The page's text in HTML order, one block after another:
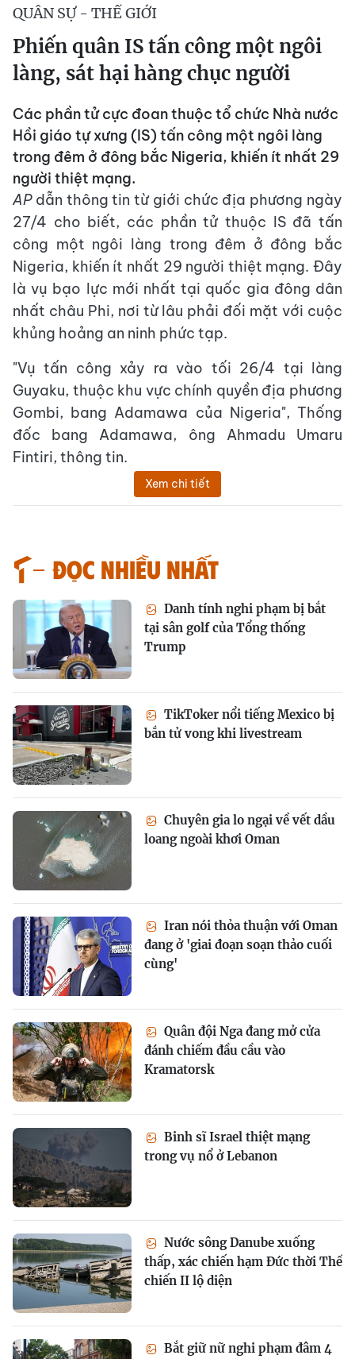
QUÂN SỰ - THẾ GIỚI
Phiến quân IS tấn công một ngôi
làng, sát hại hàng chục người
Các phần tử cực đoan thuộc tổ chức Nhà nước
Hồi giáo tự xưng (IS) tấn công một ngôi làng
trong đêm ở đông bắc Nigeria, khiến ít nhất 29
người thiệt mạng.
APdẫn thông tin từ giới chức địa phương ngày
27/4 cho biết, các phần tử thuộc IS đã tấn
công một ngôi làng trong đêm ở đông bắc
Nigeria, khiến ít nhất 29 người thiệt mạng. Đây
là vụ bạo lực mới nhất tại quốc gia đông dân
nhất châu Phi, nơi từ lâu phải đối mặt với cuộc
khủng hoảng an ninh phức tạp.
"Vụ tấn công xảy ra vào tối 26/4 tại làng
Guyaku, thuộc khu vực chính quyền địa phương
Gombi, bang Adamawa của Nigeria", Thống
đốc bang Adamawa, ông Ahmadu Umaru
Fintiri, thông tin.
Xem chi tiết
Đọc nhiều nhất
Danh tính nghi phạm bị bắt
tại sân golf của Tổng thống
Trump
TikToker nổi tiếng Mexico bị
bắn tử vong khi livestream
Chuyên gia lo ngại về vết dầu
loang ngoài khơi Oman
Iran nói thỏa thuận với Oman
đang ở 'giai đoạn soạn thảo cuối
cùng'
Quân đội Nga đang mở cửa
đánh chiếm đầu cầu vào
Kramatorsk
Binh sĩ Israel thiệt mạng
trong vụ nổ ở Lebanon
Nước sông Danube xuống
thấp, xác chiến hạm Đức thời Thế
chiến II lộ diện
Bắt giữ nữ nghi phạm đâm 4